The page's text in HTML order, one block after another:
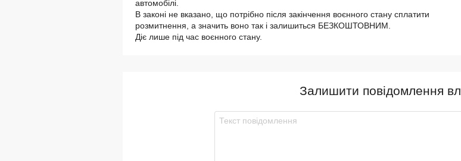
автомобілі.
В законі не вказано, що потрібно після закінчення воєнного стану сплатити
розмитнення, а значить воно так і залишиться БЕЗКОШТОВНИМ.
Діє лише під час воєнного стану.
Залишити повідомлення